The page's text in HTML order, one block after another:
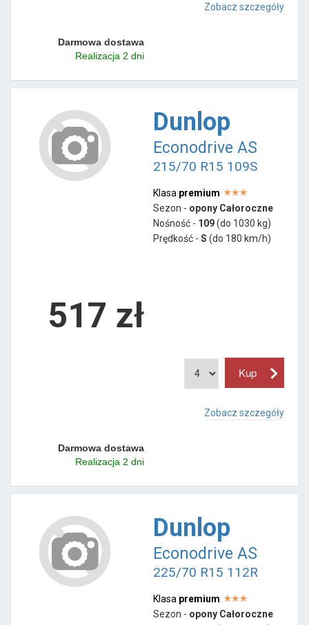
Zobacz szczegóły
Darmowa dostawa
Realizacja 2 dni
Dunlop
Econodrive AS
215/70 R15 109S
Klasa premium
Sezon - opony Całoroczne
Nośność - 109(do 1030 kg)
Prędkość - S (do 180 km/h)
517 zł
Zobacz szczegóły
Darmowa dostawa
Realizacja 2 dni
Dunlop
Econodrive AS
225/70 R15 112R
Klasa premium
Sezon - opony Całoroczne